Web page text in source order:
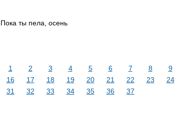
Пока ты пела, осень
1 2 3 4 5 6 7 8 9
16
17 18 19 20 21 22 23 24
31
32 33 34 35 36 37